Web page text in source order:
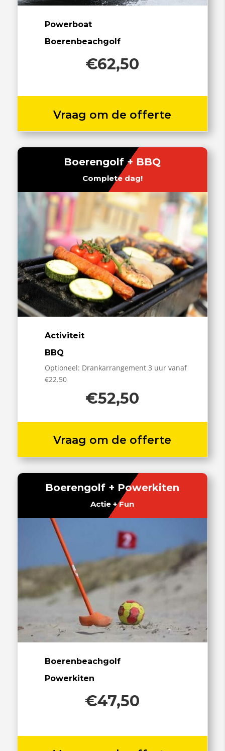
Powerboat
Boerenbeachgolf
€62,50
Vraag om de offerte
Boerengolf + BBQ
Complete dag!
Activiteit
BBQ
Optioneel: Drankarrangement 3 uur vanaf
€22.50
€52,50
Vraag om de offerte
Boerengolf + Powerkiten
Actie + Fun
Boerenbeachgolf
Powerkiten
€47,50